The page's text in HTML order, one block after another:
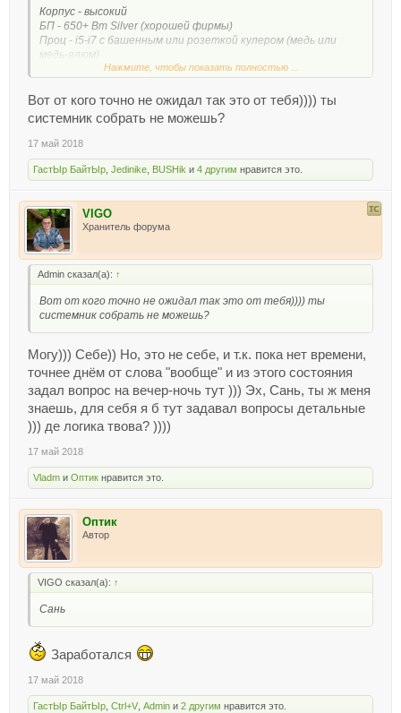
Корпус - высокий
БП - 650+ Вт Silver (хорошей фирмы)
Проц - i5-i7 с башенным или розеткой кулером (медь или
медь-алюм)
ОЗУ - 16 или 32 Гб DDR3-4
DVD-RW
Видюха - на оставшиеся (не ниже 128 бит по шине), если не
хватит, то без неё!
Предлагайте варианты!
Нажмите, чтобы показать полностью ...
Вот от кого точно не ожидал так это от тебя)))) ты
системник собрать не можешь?
17 май 2018
ГастЫр БайтЫр Jedinike BUSHik и 4 другим нравится это.
VIGO
Хранитель форума
Admin сказал(а): ↑
Вот от кого точно не ожидал так это от тебя)))) ты
системник собрать не можешь?
Могу))) Себе)) Но, это не себе, и т.к. пока нет времени,
точнее днём от слова "вообще" и из этого состояния
задал вопрос на вечер-ночь тут ))) Эх, Сань, ты ж меня
знаешь, для себя я б тут задавал вопросы детальные
))) де логика твова? ))))
17 май 2018
Vladm и Оптик нравится это.
Оптик
Автор
VIGO сказал(а): ↑
Сань
Заработался
17 май 2018
ГастЫр БайтЫр Ctrl+V Admin и 2 другим нравится это.